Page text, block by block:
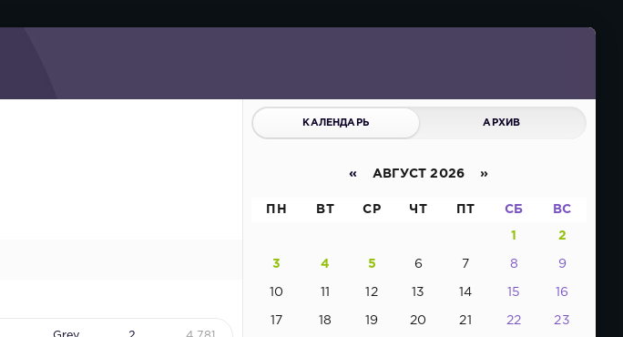
КАЛЕНДАРЬ АРХИВ
« АВГУСТ 2026 »
ПН ВТ СР ЧТ ПТ СБ ВС
1 2
3 4 5 6 7 8 9
10 11 12 13 14 15 16
17 18 19 20 21 22 23